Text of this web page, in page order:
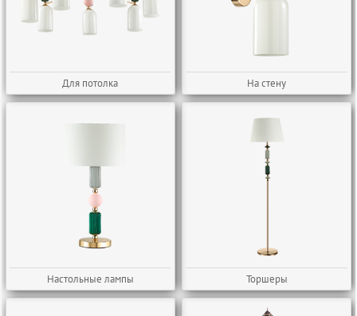
Для потолка На стену
Настольные лампы Торшеры